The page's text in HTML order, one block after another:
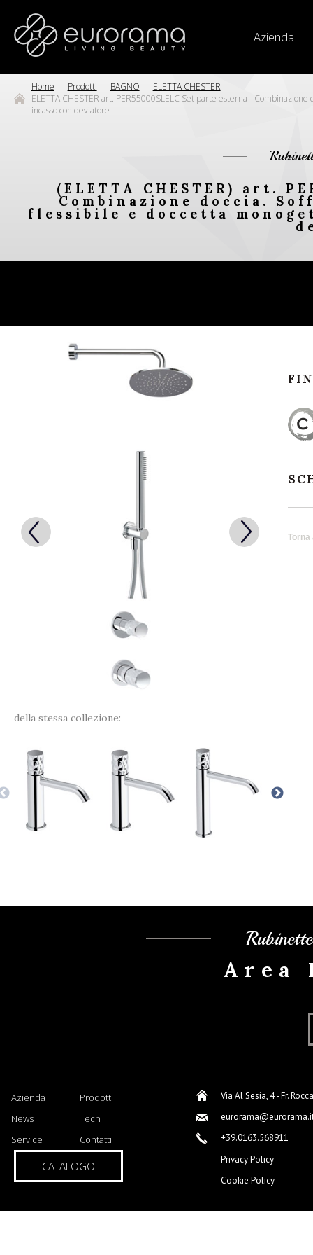
Azienda
Home Prodotti BAGNO
ELETTA CHESTER
ELETTA CHESTER art. PER55000SLELC Set parte esterna -
incasso con deviatore
(ELETTA CHESTER) art.
Combinazione doccia.
flessibile e doccetta
della stessa collezione:
Torna
Area
Azienda
Prodotti
News
Tech
Service
Contatti
CATALOGO
Via Al Sesia, 4 - Fr.
+39.0163.568911
Privacy Policy
Cookie Policy